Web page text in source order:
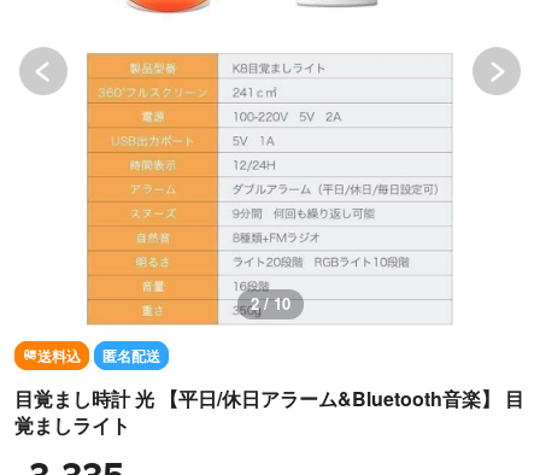
2 / 10
送料込 匿名配送
目覚まし時計 光 【平日/休日アラーム&Bluetooth音楽】 目
覚ましライト